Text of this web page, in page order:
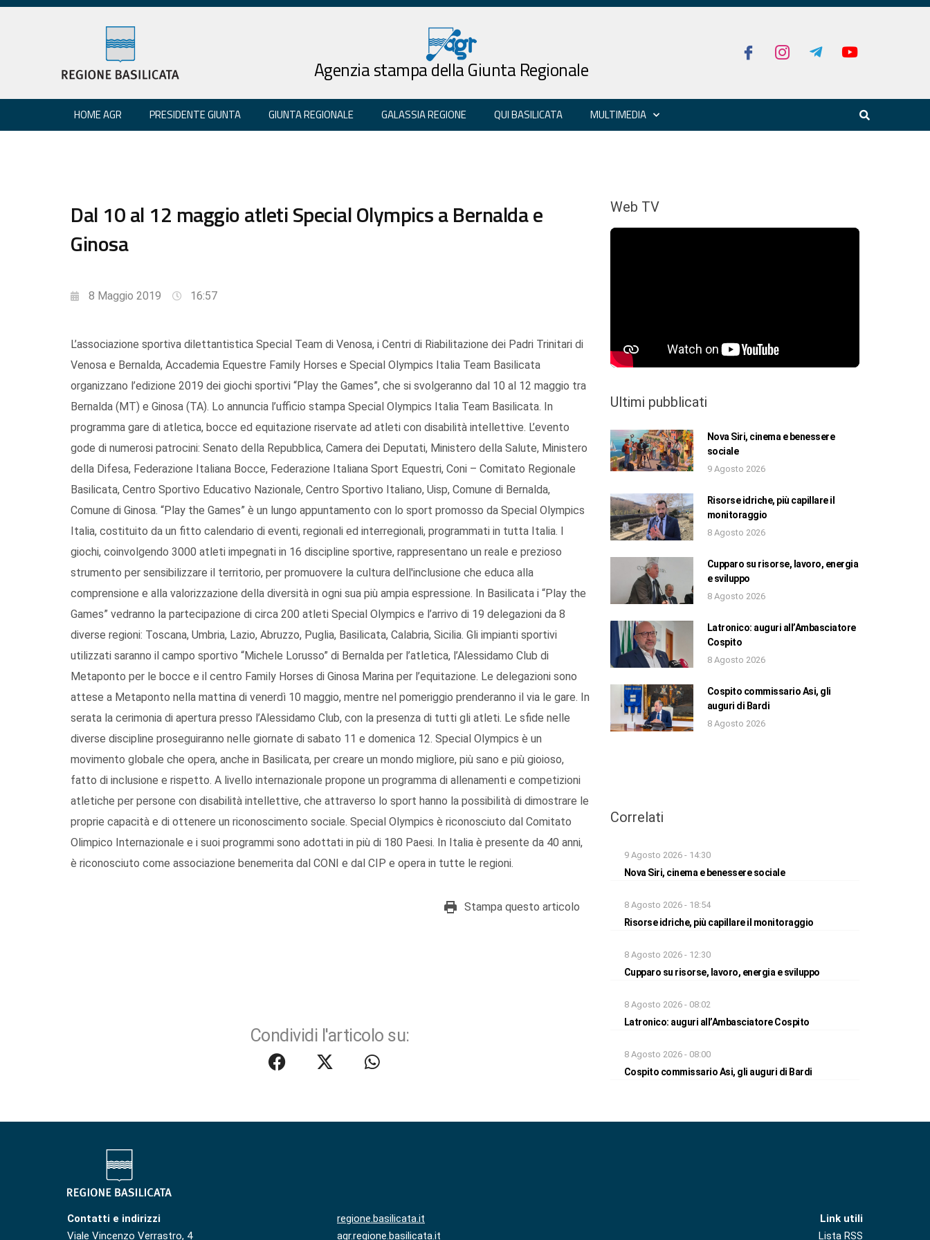
Agenzia stampa della Giunta Regionale
HOME AGR PRESIDENTE GIUNTA GIUNTA REGIONALE GALASSIA REGIONE QUI BASILICATA MULTIMEDIA
Dal 10 al 12 maggio atleti Special Olympics a Bernalda e
Ginosa
8 Maggio 2019 16:57
L’associazione sportiva dilettantistica Special Team di Venosa, i Centri di Riabilitazione dei Padri Trinitari di
Venosa e Bernalda, Accademia Equestre Family Horses e Special Olympics Italia Team Basilicata
organizzano l’edizione 2019 dei giochi sportivi “Play the Games”, che si svolgeranno dal 10 al 12 maggio tra
Bernalda (MT) e Ginosa (TA). Lo annuncia l’ufficio stampa Special Olympics Italia Team Basilicata. In
programma gare di atletica, bocce ed equitazione riservate ad atleti con disabilità intellettive. L’evento
gode di numerosi patrocini: Senato della Repubblica, Camera dei Deputati, Ministero della Salute, Ministero
della Difesa, Federazione Italiana Bocce, Federazione Italiana Sport Equestri, Coni – Comitato Regionale
Basilicata, Centro Sportivo Educativo Nazionale, Centro Sportivo Italiano, Uisp, Comune di Bernalda,
Comune di Ginosa. “Play the Games” è un lungo appuntamento con lo sport promosso da Special Olympics
Italia, costituito da un fitto calendario di eventi, regionali ed interregionali, programmati in tutta Italia. I
giochi, coinvolgendo 3000 atleti impegnati in 16 discipline sportive, rappresentano un reale e prezioso
strumento per sensibilizzare il territorio, per promuovere la cultura dell'inclusione che educa alla
comprensione e alla valorizzazione della diversità in ogni sua più ampia espressione. In Basilicata i “Play the
Games” vedranno la partecipazione di circa 200 atleti Special Olympics e l’arrivo di 19 delegazioni da 8
diverse regioni: Toscana, Umbria, Lazio, Abruzzo, Puglia, Basilicata, Calabria, Sicilia. Gli impianti sportivi
utilizzati saranno il campo sportivo “Michele Lorusso” di Bernalda per l’atletica, l’Alessidamo Club di
Metaponto per le bocce e il centro Family Horses di Ginosa Marina per l’equitazione. Le delegazioni sono
attese a Metaponto nella mattina di venerdì 10 maggio, mentre nel pomeriggio prenderanno il via le gare. In
serata la cerimonia di apertura presso l’Alessidamo Club, con la presenza di tutti gli atleti. Le sfide nelle
diverse discipline proseguiranno nelle giornate di sabato 11 e domenica 12. Special Olympics è un
movimento globale che opera, anche in Basilicata, per creare un mondo migliore, più sano e più gioioso,
fatto di inclusione e rispetto. A livello internazionale propone un programma di allenamenti e competizioni
atletiche per persone con disabilità intellettive, che attraverso lo sport hanno la possibilità di dimostrare le
proprie capacità e di ottenere un riconoscimento sociale. Special Olympics è riconosciuto dal Comitato
Olimpico Internazionale e i suoi programmi sono adottati in più di 180 Paesi. In Italia è presente da 40 anni,
è riconosciuto come associazione benemerita dal CONI e dal CIP e opera in tutte le regioni.
Stampa questo articolo
Condividi l'articolo su:
Web TV
Ultimi pubblicati
Nova Siri, cinema e benessere
sociale
9 Agosto 2026
Risorse idriche, più capillare il
monitoraggio
8 Agosto 2026
Cupparo su risorse, lavoro, energia
e sviluppo
8 Agosto 2026
Latronico: auguri all’Ambasciatore
Cospito
8 Agosto 2026
Cospito commissario Asi, gli
auguri di Bardi
8 Agosto 2026
Correlati
9 Agosto 2026 - 14:30
Nova Siri, cinema e benessere sociale
8 Agosto 2026 - 18:54
Risorse idriche, più capillare il monitoraggio
8 Agosto 2026 - 12:30
Cupparo su risorse, lavoro, energia e sviluppo
8 Agosto 2026 - 08:02
Latronico: auguri all’Ambasciatore Cospito
8 Agosto 2026 - 08:00
Cospito commissario Asi, gli auguri di Bardi
Contatti e indirizzi
Viale Vincenzo Verrastro, 4
regione.basilicata.it
agr.regione.basilicata.it
Link utili
Lista RSS